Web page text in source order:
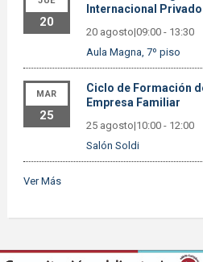
20
Internacional
20 agosto|09:00- 13:30
Aula Magna, 7º piso
MAR
25
Ciclo de Formación
Empresa Familiar
25 agosto|10:00- 12:00
Salón Soldi
Ver Más